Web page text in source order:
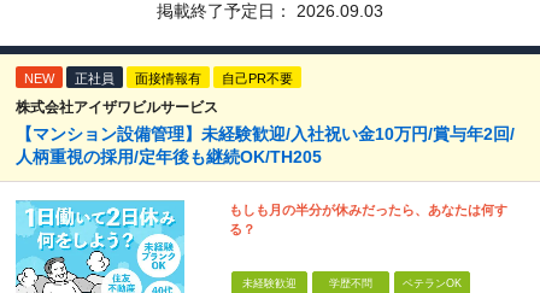
掲載終了予定日： 2026.09.03
NEW 正社員 面接情報有 自己PR不要
株式会社アイザワビルサービス
【マンション設備管理】未経験歓迎/入社祝い金10万円/賞与年2回/
人柄重視の採用/定年後も継続OK/TH205
もしも月の半分が休みだったら、あなたは何す
る？
未経験歓迎 学歴不問 ベテランOK